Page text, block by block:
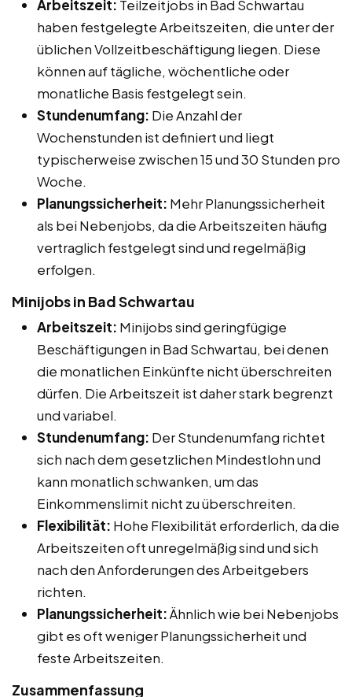
Arbeitszeit: Teilzeitjobs in Bad Schwartau
haben festgelegte Arbeitszeiten, die unter der
üblichen Vollzeitbeschäftigung liegen. Diese
können auf tägliche, wöchentliche oder
monatliche Basis festgelegt sein.
Stundenumfang: Die Anzahl der
Wochenstunden ist definiert und liegt
typischerweise zwischen 15 und 30 Stunden pro
Woche.
Planungssicherheit: Mehr Planungssicherheit
als bei Nebenjobs, da die Arbeitszeiten häufig
vertraglich festgelegt sind und regelmäßig
erfolgen.
Minijobs in Bad Schwartau
Arbeitszeit: Minijobs sind geringfügige
Beschäftigungen in Bad Schwartau, bei denen
die monatlichen Einkünfte nicht überschreiten
dürfen. Die Arbeitszeit ist daher stark begrenzt
und variabel.
Stundenumfang: Der Stundenumfang richtet
sich nach dem gesetzlichen Mindestlohn und
kann monatlich schwanken, um das
Einkommenslimit nicht zu überschreiten.
Flexibilität: Hohe Flexibilität erforderlich, da die
Arbeitszeiten oft unregelmäßig sind und sich
nach den Anforderungen des Arbeitgebers
richten.
Planungssicherheit:Ähnlich wie bei Nebenjobs
gibt es oft weniger Planungssicherheit und
feste Arbeitszeiten.
Zusammenfassung